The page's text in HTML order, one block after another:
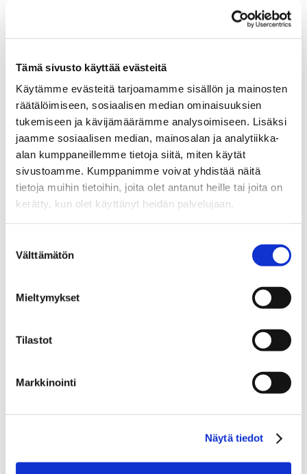
Tämä sivusto käyttää evästeitä
Käytämme evästeitä tarjoamamme sisällön ja mainosten
räätälöimiseen, sosiaalisen median ominaisuuksien
tukemiseen ja kävijämäärämme analysoimiseen. Lisäksi
jaamme sosiaalisen median, mainosalan ja analytiikka-
alan kumppaneillemme tietoja siitä, miten käytät
sivustoamme. Kumppanimme voivat yhdistää näitä
tietoja muihin tietoihin, joita olet antanut heille tai joita on
kerätty, kun olet käyttänyt heidän palvelujaan.
valinta
Välttämätön
Mieltymykset
Tilastot
Markkinointi
Näytä tiedot
Arvoa eri kohderyhmille
AI-ratkaisujen tarjoajille
Teillä on ratkaisu. Meillä on
verkosto.
Tampere AI yhdistää AI-kehittäjät
organisaatioihin, jotka etsivät
ratkaisuja, piloteja ja skaalattavia
reittejä kansainvälisille markkinoille